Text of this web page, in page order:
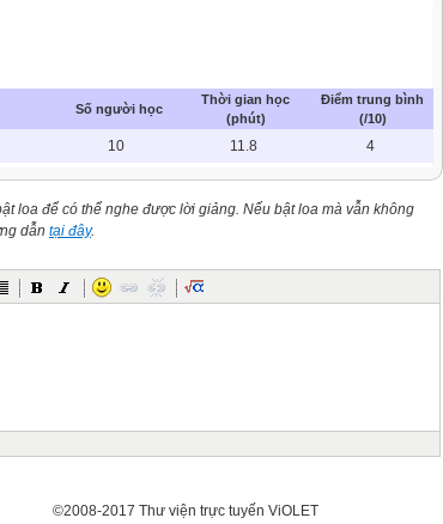
Số người học
Thời gian học
(phút)
Điểm trung bình
(/10)
10 11.8 4
loa để có thể nghe được lời giảng. Nếu bật loa mà vẫn không
dẫn tại đây.
©2008-2017 Thư viện trực tuyến ViOLET